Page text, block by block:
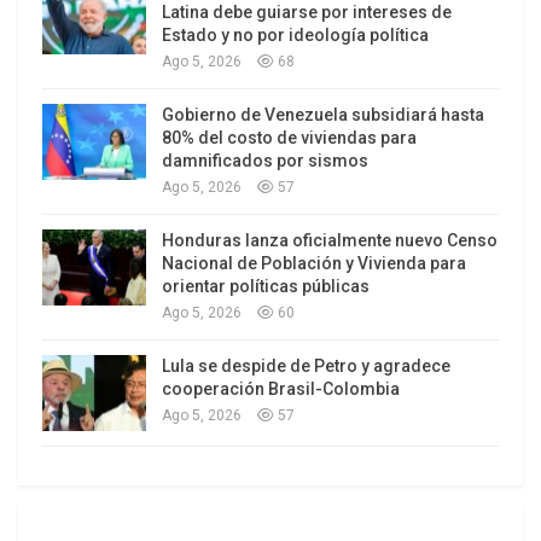
dirigentes de organizaciones campesinas,
indígenas, afro descendientes, mujeres,
sindicalistas, victimas, estudiantiles, juveniles,
comunidades diversas y cívico barriales.
a)Homicidios
En el año 2016 se han presentado ochenta y ocho
(88) homicidios en contra de defensores de
Derechos Humanos. La cifra más alta en los
Latina debe guiarse por intereses de
Estado y no por ideología política
Ago 5, 2026 68
Gobierno de Venezuela subsidiará hasta
80% del costo de viviendas para
damnificados por sismos
Ago 5, 2026 57
Honduras lanza oficialmente nuevo Censo
Nacional de Población y Vivienda para
orientar políticas públicas
Ago 5, 2026 60
Lula se despide de Petro y agradece
cooperación Brasil-Colombia
Ago 5, 2026 57